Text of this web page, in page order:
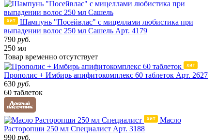
Шампунь "Посейвлас" с мицеллами любистика при
выпадении волос 250 мл Сашель Арт. 4179
790 руб.
250 мл
Товар временно отсутствует
Прополис + Имбирь апифитокомплекс 60 таблеток Арт. 2627
630 руб.
60 таблеток
Масло
Расторопши 250 мл Специалист Арт. 3188
990 руб.